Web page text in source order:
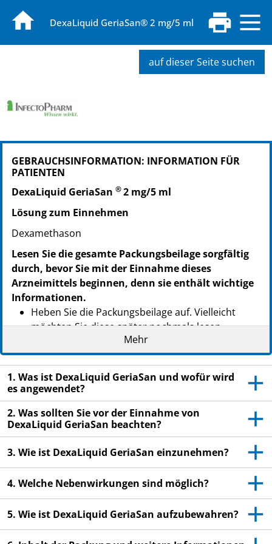
DexaLiquid GeriaSan® 2 mg/5 ml
auf dieser Seite suchen
PZN: 16702075
PPN: 111670207544
PZN: 16702081
PPN: 111670208110
GEBRAUCHSINFORMATION: INFORMATION FÜR
PATIENTEN
DexaLiquid GeriaSan ®2 mg/5 ml
Lösung zum Einnehmen
Dexamethason
Lesen Sie die gesamte Packungsbeilage sorgfältig
durch, bevor Sie mit der Einnahme dieses
Arzneimittels beginnen, denn sie enthält wichtige
Informationen.
Heben Sie die Packungsbeilage auf. Vielleicht
möchten Sie diese später nochmals lesen.
Wenn Sie weitere Fragen haben, wenden Sie sich
an Ihren Arzt oder Apotheker.
Dieses Arzneimittel wurde Ihnen persönlich
verschrieben. Geben Sie es nicht an Dritte weiter.
Es kann anderen Menschen schaden, auch wenn
diese die gleichen Beschwerden haben wie Sie.
Wenn Sie Nebenwirkungen bemerken, wenden Sie
sich an Ihren Arzt oder Apotheker. Dies gilt auch
für Nebenwirkungen, die nicht in dieser
Packungsbeilage angegeben sind. Siehe Abschnitt
Mehr
1. Was ist DexaLiquid GeriaSan und wofür wird
es angewendet?
2. Was sollten Sie vor der Einnahme von
DexaLiquid GeriaSan beachten?
3. Wie ist DexaLiquid GeriaSan einzunehmen?
4. Welche Nebenwirkungen sind möglich?
5. Wie ist DexaLiquid GeriaSan aufzubewahren?